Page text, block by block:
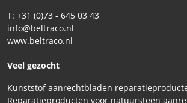
T: +31 (0)73 - 645 03 43
info@beltraco.nl
www.beltraco.nl
Veel gezocht
Kunststof aanrechtbladen
Reparatieproducten voor natuursteen